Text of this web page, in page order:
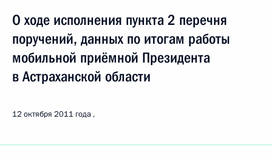
О ходе исполнения пункта 2 перечня
поручений, данных по итогам работы
мобильной приёмной Президента
в Астраханской области
12 октября 2011 года